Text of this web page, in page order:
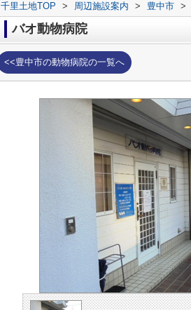
千里土地TOP > 周辺施設案内 > 豊中市 >
バオ動物病院
<<豊中市の動物病院の一覧へ